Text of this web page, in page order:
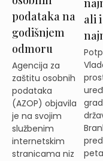
podataka na
godišnjem
odmoru
Agencija za
zaštitu osobnih
podataka
(AZOP) objavila
je na svojim
službenim
internetskim
stranicama niz
ali i